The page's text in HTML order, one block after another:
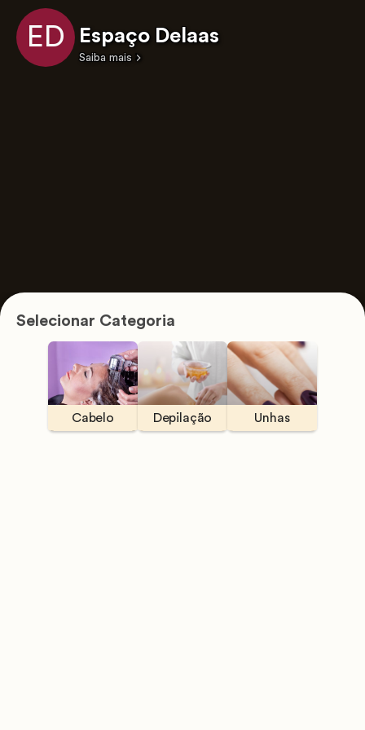
ED Espaço Delaas
Saiba mais
Selecionar Categoria
Cabelo Depilação Unhas